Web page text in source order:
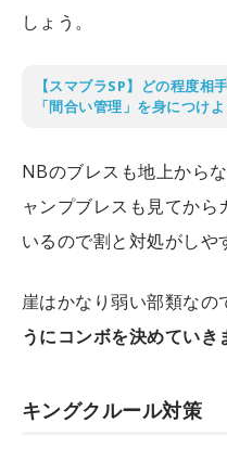
しょう。
【スマブラSP】どの程度相
「間合い管理」を身につけよ
NBのブレスも地上から
ャンプブレスも見てか
いるので割と対処がしや
崖はかなり弱い部類なの
うにコンボを決めていき
キングクルール対策